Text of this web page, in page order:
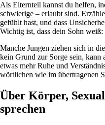
Als Elternteil kannst du helfen,
schwierige – erlaubt sind.
gefühlt hast, und dass
Wichtig ist, dass dein Sohn
Manche Jungen ziehen sich in
kein Grund zur Sorge sein, kann
etwas mehr Ruhe und
wörtlichen wie im übertragenen
Über Körper,
sprechen